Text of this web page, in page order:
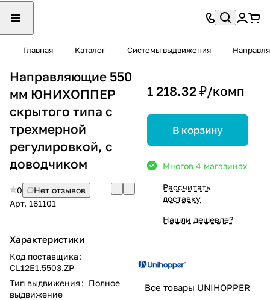
Главная Каталог Системы выдвижения
Направляющие 550
мм ЮНИХОППЕР
скрытого типа с
трехмерной
регулировкой, с
доводчиком
0
Нет отзывов
Арт. 161101
Характеристики
Код поставщика :
CL12E1.5503.ZP
Тип выдвижения : Полное
выдвижение
1 218.32 ₽/комп
В корзину
Многов 4 магазинах
Рассчитать
доставку
Нашли дешевле?
Все товары UNIHOPPER